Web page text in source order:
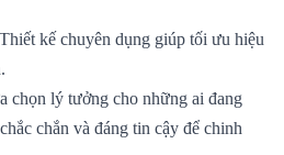
kế chuyên dụng giúp tối ưu hiệu
chọn lý tưởng cho những ai đang
chắn và đáng tin cậy để chinh